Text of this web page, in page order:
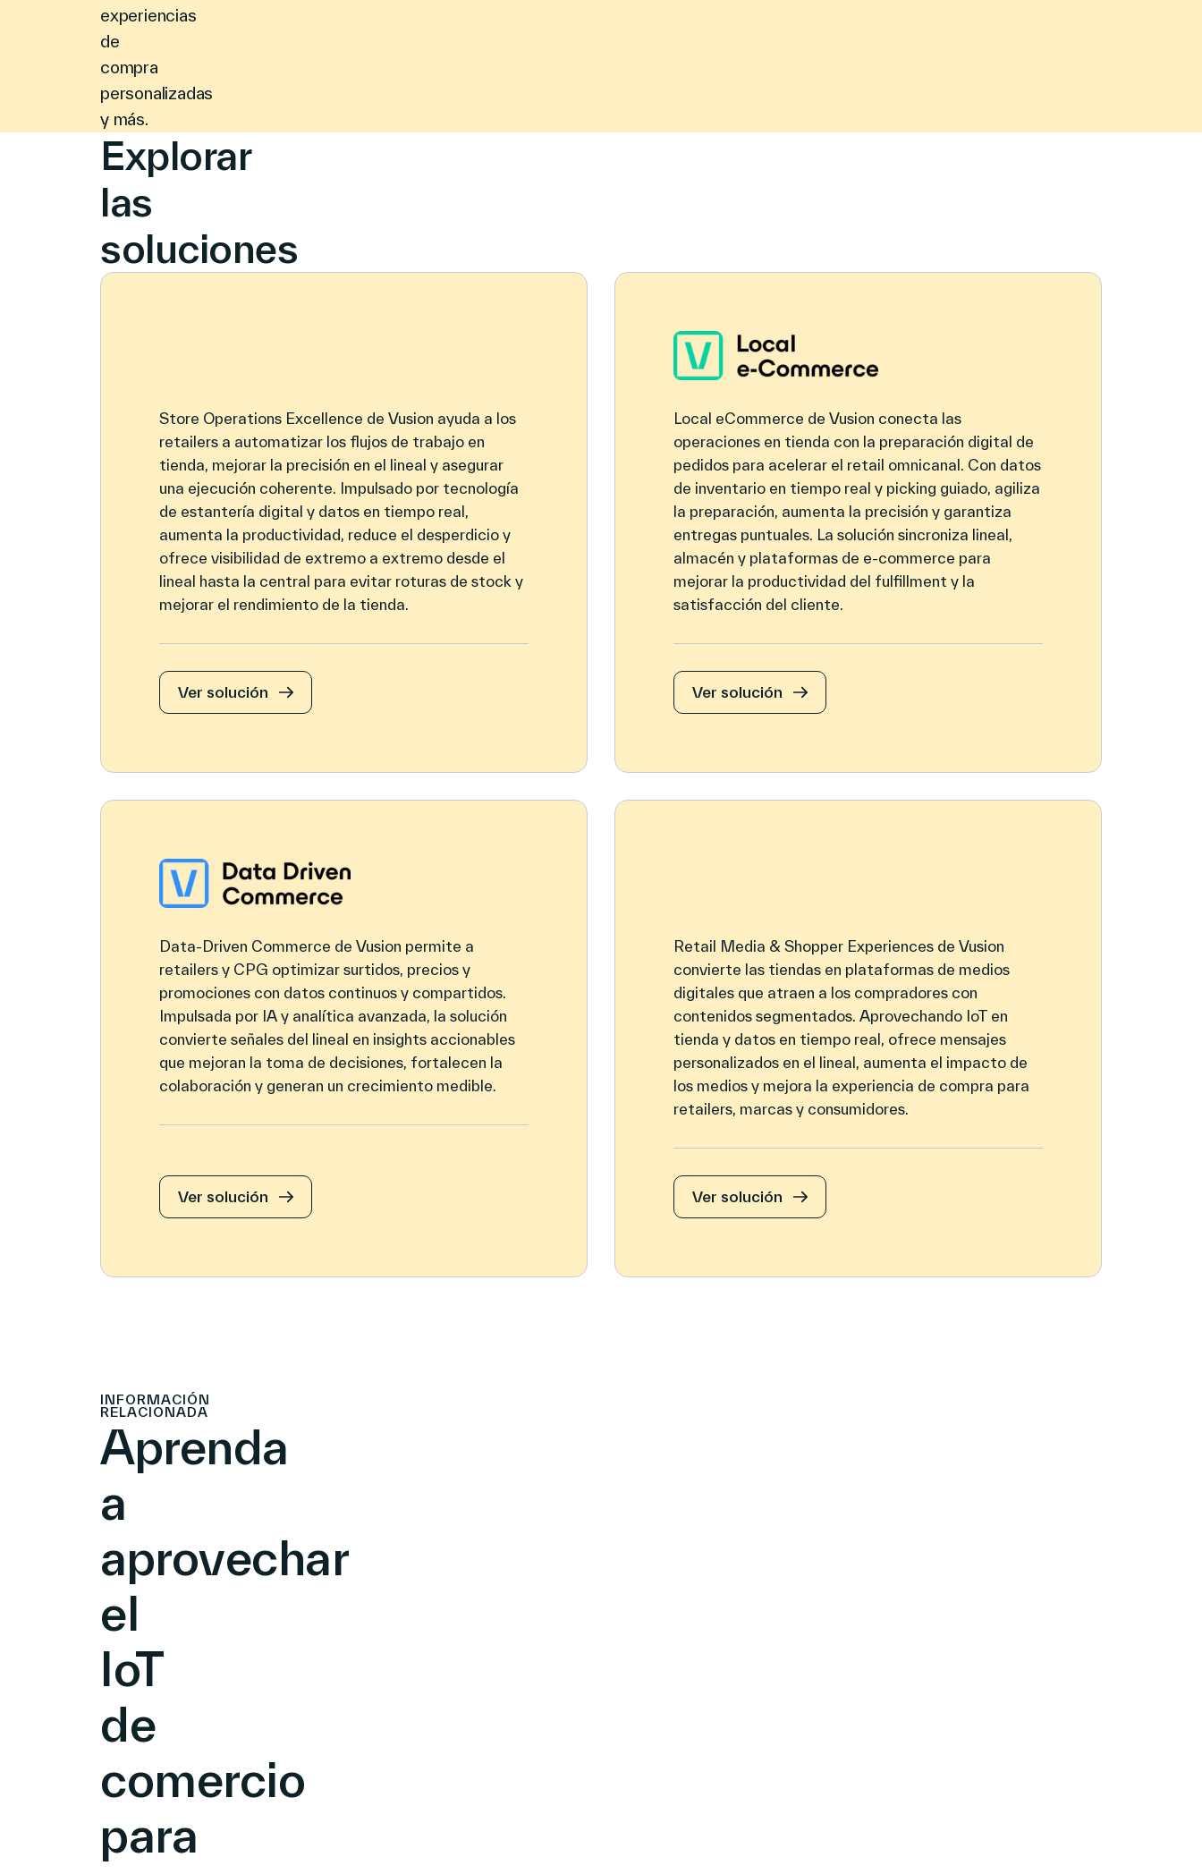
experiencias
de
compra
personalizadas
y más.
Explorar
las
soluciones
Store Operations Excellence de Vusion ayuda a los
retailers a automatizar los flujos de trabajo en
tienda, mejorar la precisión en el lineal y asegurar
una ejecución coherente. Impulsado por tecnología
de estantería digital y datos en tiempo real,
aumenta la productividad, reduce el desperdicio y
ofrece visibilidad de extremo a extremo desde el
lineal hasta la central para evitar roturas de stock y
mejorar el rendimiento de la tienda.
Ver solución
Local eCommerce de Vusion conecta las
operaciones en tienda con la preparación digital de
pedidos para acelerar el retail omnicanal. Con datos
de inventario en tiempo real y picking guiado, agiliza
la preparación, aumenta la precisión y garantiza
entregas puntuales. La solución sincroniza lineal,
almacén y plataformas de e‑commerce para
mejorar la productividad del fulfillment y la
satisfacción del cliente.
Ver solución
Data‑Driven Commerce de Vusion permite a
retailers y CPG optimizar surtidos, precios y
promociones con datos continuos y compartidos.
Impulsada por IA y analítica avanzada, la solución
convierte señales del lineal en insights accionables
que mejoran la toma de decisiones, fortalecen la
colaboración y generan un crecimiento medible.
Ver solución
Retail Media & Shopper Experiences de Vusion
convierte las tiendas en plataformas de medios
digitales que atraen a los compradores con
contenidos segmentados. Aprovechando IoT en
tienda y datos en tiempo real, ofrece mensajes
personalizados en el lineal, aumenta el impacto de
los medios y mejora la experiencia de compra para
retailers, marcas y consumidores.
Ver solución
INFORMACIÓN
RELACIONADA
Aprenda
a
aprovechar
el
IoT
de
comercio
para